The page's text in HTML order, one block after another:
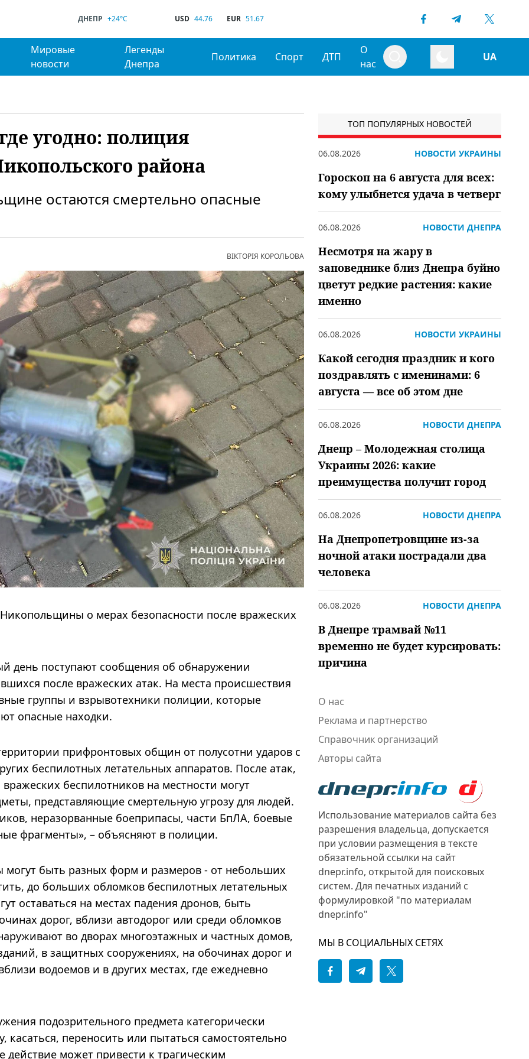
ДНЕПР +24°C USD 44.76 EUR 51.67
Мировые
новости
Легенды
Днепра
Политика Спорт ДТП
О
нас
UA
угодно: полиция
района
остаются смертельно опасные
ВІКТОРІЯ КОРОЛЬОВА
о мерах безопасности после вражеских
день поступают сообщения об обнаружении
после вражеских атак. На места происшествия
группы и взрывотехники полиции, которые
опасные находки.
прифронтовых общин от полусотни ударов с
беспилотных летательных аппаратов. После атак,
беспилотников на местности могут
представляющие смертельную угрозу для людей.
неразорванные боеприпасы, части БпЛА, боевые
фрагменты», – объясняют в полиции.
могут быть разных форм и размеров - от небольших
до больших обломков беспилотных летательных
оставаться на местах падения дронов, быть
дорог, вблизи автодорог или среди обломков
во дворах многоэтажных и частных домов,
в защитных сооружениях, на обочинах дорог и
водоемов и в других местах, где ежедневно
подозрительного предмета категорически
переносить или пытаться самостоятельно
может привести к трагическим
ТОП ПОПУЛЯРНЫХ НОВОСТЕЙ
06.08.2026 НОВОСТИ УКРАИНЫ
Гороскоп на 6 августа для всех:
кому улыбнется удача в четверг
06.08.2026 НОВОСТИ ДНЕПРА
Несмотря на жару в
заповеднике близ Днепра буйно
цветут редкие растения: какие
именно
06.08.2026 НОВОСТИ УКРАИНЫ
Какой сегодня праздник и кого
поздравлять с именинами: 6
августа — все об этом дне
06.08.2026 НОВОСТИ ДНЕПРА
Днепр – Молодежная столица
Украины 2026: какие
преимущества получит город
06.08.2026 НОВОСТИ ДНЕПРА
На Днепропетровщине из-за
ночной атаки пострадали два
человека
06.08.2026 НОВОСТИ ДНЕПРА
В Днепре трамвай №11
временно не будет курсировать:
причина
О нас
Реклама и партнерство
Справочник организаций
Авторы сайта
Использование материалов сайта без
разрешения владельца, допускается
при условии размещения в тексте
обязательной ссылки на сайт
dnepr.info, открытой для поисковых
систем. Для печатных изданий с
формулировкой "по материалам
dnepr.info"
МЫ В СОЦИАЛЬНЫХ СЕТЯХ